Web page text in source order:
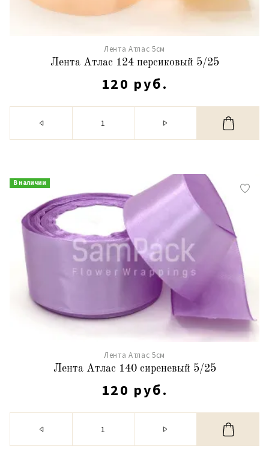
Лента Атлас 5см
Лента Атлас 124 персиковый 5/25
120 руб.
В наличии
Лента Атлас 5см
Лента Атлас 140 сиреневый 5/25
120 руб.